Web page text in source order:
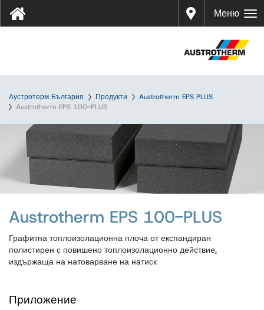
Дистр
ибуто
Меню
Аустротерм България Продукти
Austrotherm EPS PLUS
Austrotherm EPS 100-PLUS
Austrotherm EPS 100-PLUS
Графитна топлоизолационна плоча от експандиран
полистирен с повишено топлоизолационно действие,
издържаща на натоварване на натиск
Приложение